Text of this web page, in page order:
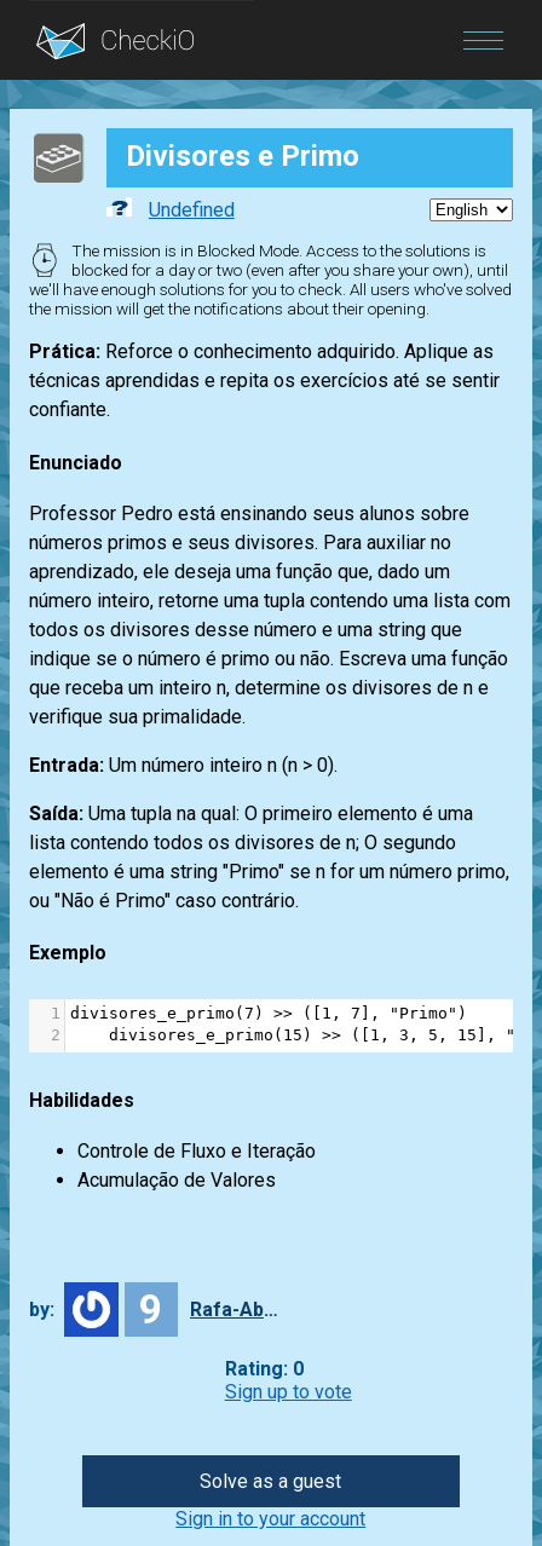
Blog
Login Divisores e Primo
Undefined
The mission is in Blocked Mode. Access to the solutions is
blocked for a day or two (even after you share your own), until
we'll have enough solutions for you to check. All users who've solved
the mission will get the notifications about their opening.
Prática: Reforce o conhecimento adquirido. Aplique as
técnicas aprendidas e repita os exercícios até se sentir
confiante.
Enunciado
Professor Pedro está ensinando seus alunos sobre
números primos e seus divisores. Para auxiliar no
aprendizado, ele deseja uma função que, dado um
número inteiro, retorne uma tupla contendo uma lista com
todos os divisores desse número e uma string que
indique se o número é primo ou não. Escreva uma função
que receba um inteiro n, determine os divisores de n e
verifique sua primalidade.
Entrada: Um número inteiro n (n > 0).
Saída: Uma tupla na qual: O primeiro elemento é uma
lista contendo todos os divisores de n; O segundo
elemento é uma string "Primo" se n for um número primo,
ou "Não é Primo" caso contrário.
Exemplo
1 divisores_e_primo ( 7 ) >> ([ 1 , 7 ], "Primo" )
2
divisores_e_primo ( 15 ) >> ([ 1 , 3 , 5 , 15 ],
Habilidades
Controle de Fluxo e Iteração
Acumulação de Valores
by: 9 Rafa-Abbade
Rating: 0
Sign up to vote
Solve as a guest
Sign in to your account